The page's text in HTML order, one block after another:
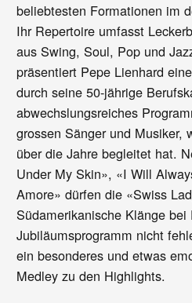
beliebtesten Formationen im
Ihr Repertoire umfasst
aus Swing, Soul, Pop und
präsentiert Pepe Lienhard
durch seine 50-jährige
abwechslungsreiches
grossen Sänger und Musiker,
über die Jahre begleitet hat.
Under My Skin», «I Will
Amore» dürfen die «Swiss
Südamerikanische Klänge bei
Jubiläumsprogramm nicht
ein besonderes und etwas
Medley zu den Highlights.